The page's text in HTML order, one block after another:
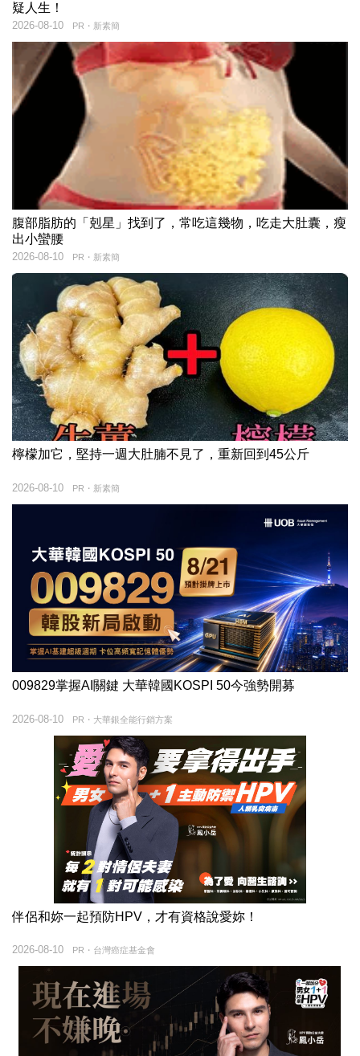
疑人生！
PR・新素簡
2026-08-10
腹部脂肪的「剋星」找到了，常吃這幾物，吃走大肚囊，瘦
出小蠻腰
PR・新素簡
2026-08-10
檸檬加它，堅持一週大肚腩不見了，重新回到45公斤
PR・新素簡
2026-08-10
009829掌握AI關鍵 大華韓國KOSPI 50今強勢開募
PR・大華銀全能行銷方案
2026-08-10
伴侶和妳一起預防HPV，才有資格說愛妳！
PR・台灣癌症基金會
2026-08-10